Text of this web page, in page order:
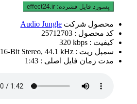
پسورد فایل فشرده: effect24.ir
محصول شرکت Audio Jungle
کد محصول : 25712703
کیفیت : 320 kbps
سمپل ریت : 16-Bit Stereo, 44.1 kHz
مدت زمان فایل اصلی : 1:43